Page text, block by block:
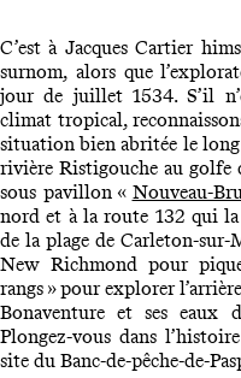
C’est à Jacques Cartier
surnom, alors que
jour de juillet 1534. S’il
climat tropical,
situation bien abritée le long
rivière Ristigouche au
sous pavillon « Nouveau-
nord et à la route 132 qui
de la plage de Carleton-
New Richmond pour
rangs » pour explorer
Bonaventure et ses eaux
Plongez-vous dans
site du Banc-de-pêche-de-